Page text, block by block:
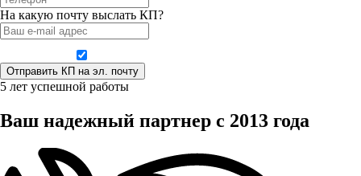
На какую почту выслать КП?
5 лет успешной работы
Ваш надежный партнер с 2013 года